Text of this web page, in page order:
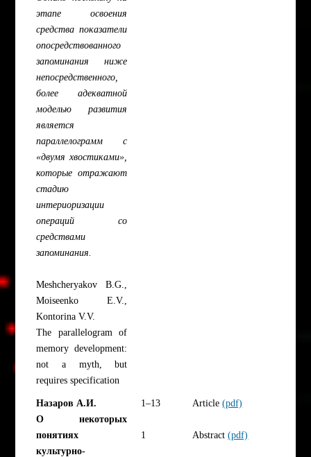
этапе освоения
средства показатели
опосредствованного
запоминания ниже
непосредственного,
более адекватной
моделью развития
является
параллелограмм с
«двумя хвостиками»,
которые отражают
стадию
интериоризации
операций со
средствами
запоминания.
Meshcheryakov B.G.,
Moiseenko E.V.,
Kontorina V.V.
The parallelogram of
memory development:
not a myth, but
requires specification
Назаров А.И.
О некоторых
понятиях
культурно-
1–13
1
Article(pdf)
Abstract(pdf)